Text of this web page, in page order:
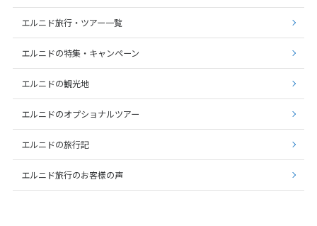
エルニド旅行・ツアー一覧
エルニドの特集・キャンペーン
エルニドの観光地
エルニドのオプショナルツアー
エルニドの旅行記
エルニド旅行のお客様の声